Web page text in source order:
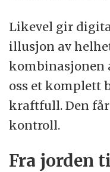
Likevel gir
illusjon av
kombinasjonen
oss et komplett
kraftfull. Den
kontroll.
Fra jorden